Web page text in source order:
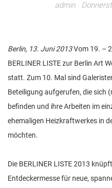
admin·
Berlin, 13. Juni 2013Vom 19. –
BERLINER LISTE zur Berlin Art
statt. Zum 10. Mal sind
Beteiligung aufgerufen, die sich
befinden und ihre Arbeiten im
ehemaligen Heizkraftwerkes in
möchten.
Die BERLINER LISTE 2013
Entdeckermesse für neue,